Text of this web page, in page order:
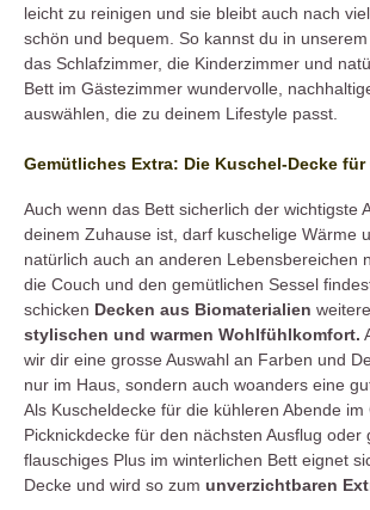
leicht zu reinigen und sie bleibt auch nach
schön und bequem. So kannst du in
das Schlafzimmer, die Kinderzimmer und
Bett im Gästezimmer wundervolle,
auswählen, die zu deinem Lifestyle passt.
Gemütliches Extra: Die Kuschel-Decke
Auch wenn das Bett sicherlich der wichtigste
deinem Zuhause ist, darf kuschelige Wärme
natürlich auch an anderen Lebensbereichen
die Couch und den gemütlichen Sessel
schicken Decken aus Biomaterialien
stylischen und warmen Wohlfühlkomfort.
wir dir eine grosse Auswahl an Farben und
nur im Haus, sondern auch woanders eine
Als Kuscheldecke für die kühleren Abende im
Picknickdecke für den nächsten Ausflug oder
flauschiges Plus im winterlichen Bett eignet
Decke und wird so zum unverzichtbaren